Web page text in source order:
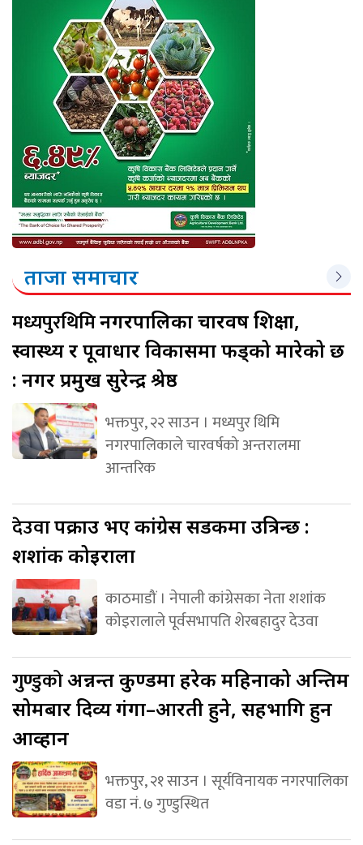
ताजा समाचार
मध्यपुरथिमिनगरपालिका चारवर्ष शिक्षा,
स्वास्थ्य र पूर्वाधार विकासमा फड्को मारेको छ
: नगर प्रमुख सुरेन्द्र श्रेष्ठ
भक्तपुर, २२ साउन । मध्यपुर थिमि
नगरपालिकाले चारवर्षको अन्तरालमा
आन्तरिक
देउवापक्राउ भए कांग्रेस सडकमा उत्रिन्छ :
शशांक कोइराला
काठमाडौं । नेपाली कांग्रेसका नेता शशांक
कोइरालाले पूर्वसभापति शेरबहादुर देउवा
गुण्डुकोअन्नन्त कुण्डमा हरेक महिनाको अन्तिम
सोमबार दिव्य गंगा–आरती हुने, सहभागि हुन
आव्हान
भक्तपुर, २१ साउन । सूर्यविनायक नगरपालिका
वडा नं. ७ गुण्डुस्थित